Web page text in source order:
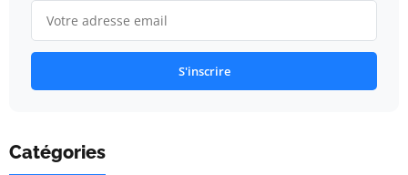
S'inscrire
Catégories